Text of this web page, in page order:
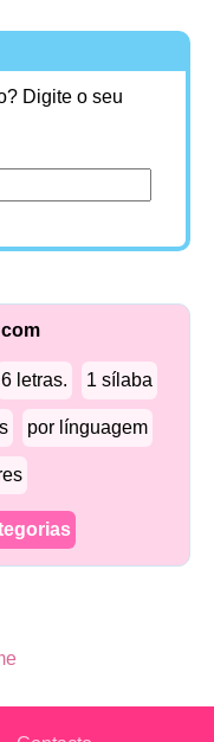
Digite o seu
6 letras. 1 sílaba
por línguagem